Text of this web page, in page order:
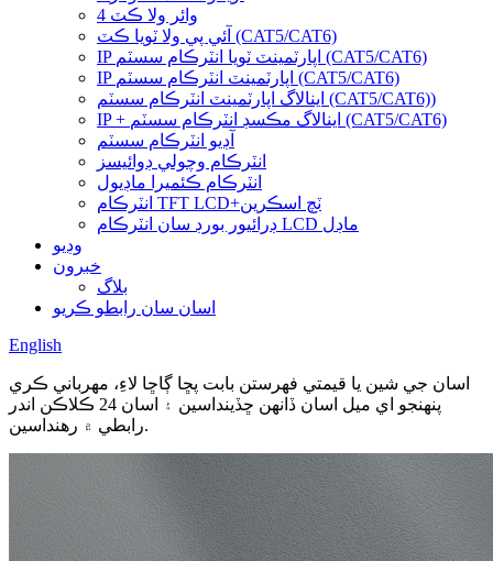
4 وائر ولا ڪٽ
آئي پي ولا ٽويا ڪٽ (CAT5/CAT6)
IP اپارٽمينٽ ٽويا انٽرڪام سسٽم (CAT5/CAT6)
IP اپارٽمينٽ انٽرڪام سسٽم (CAT5/CAT6)
اينالاگ اپارٽمينٽ انٽرڪام سسٽم (CAT5/CAT6))
IP + اينالاگ مڪسڊ انٽرڪام سسٽم (CAT5/CAT6)
آڊيو انٽرڪام سسٽم
انٽرڪام وچولي ڊوائيسز
انٽرڪام ڪئميرا ماڊيول
انٽرڪام TFT LCD+ٽچ اسڪرين
ڊرائيور بورڊ سان انٽرڪام LCD ماڊل
وڊيو
خبرون
بلاگ
اسان سان رابطو ڪريو
English
اسان جي شين يا قيمتي فهرستن بابت پڇا ڳاڇا لاءِ، مهرباني ڪري
پنهنجو اي ميل اسان ڏانهن ڇڏينداسين ۽ اسان 24 ڪلاڪن اندر
رابطي ۾ رهنداسين.